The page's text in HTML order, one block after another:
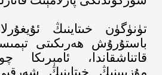
تۈنۈگۈن خىتاينىڭ
باستۇرۇش ھەرىكىتى
قاتناشقاندا، ئامېرىكا